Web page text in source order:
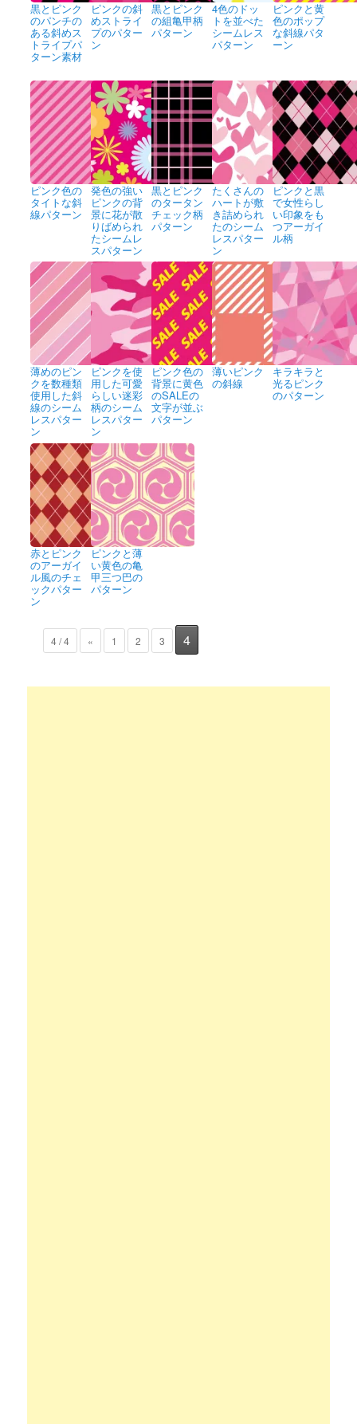
黒とピンク
のパンチの
ある斜めス
トライプパ
ターン素材
ピンクの斜
めストライ
プのパター
ン
黒とピンク
の組亀甲柄
パターン
4色のドッ
トを並べた
シームレス
パターン
ピンクと黄
色のポップ
な斜線パタ
ーン
ピンク色の
タイトな斜
線パターン
発色の強い
ピンクの背
景に花が散
りばめられ
たシームレ
スパターン
黒とピンク
のタータン
チェック柄
パターン
たくさんの
ハートが敷
き詰められ
たのシーム
レスパター
ン
ピンクと黒
で女性らし
い印象をも
つアーガイ
ル柄
薄めのピン
クを数種類
使用した斜
線のシーム
レスパター
ン
ピンクを使
用した可愛
らしい迷彩
柄のシーム
レスパター
ン
ピンク色の
背景に黄色
のSALEの
文字が並ぶ
パターン
薄いピンク
の斜線
キラキラと
光るピンク
のパターン
赤とピンク
のアーガイ
ル風のチェ
ックパター
ン
ピンクと薄
い黄色の亀
甲三つ巴の
パターン
4 / 4 « 1 2 3 4